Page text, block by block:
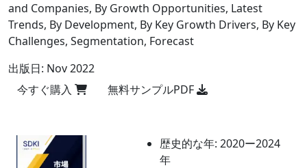
and Companies, By Growth Opportunities, Latest
Trends, By Development, By Key Growth Drivers, By Key
Challenges, Segmentation, Forecast
出版日: Nov 2022
今すぐ購入
無料サンプルPDF
歴史的な年: 2020ー2024
年